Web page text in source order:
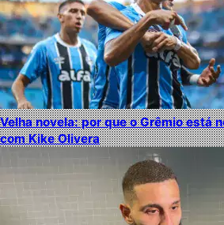
Velha novela: por que o Grêmio está
com Kike Olivera